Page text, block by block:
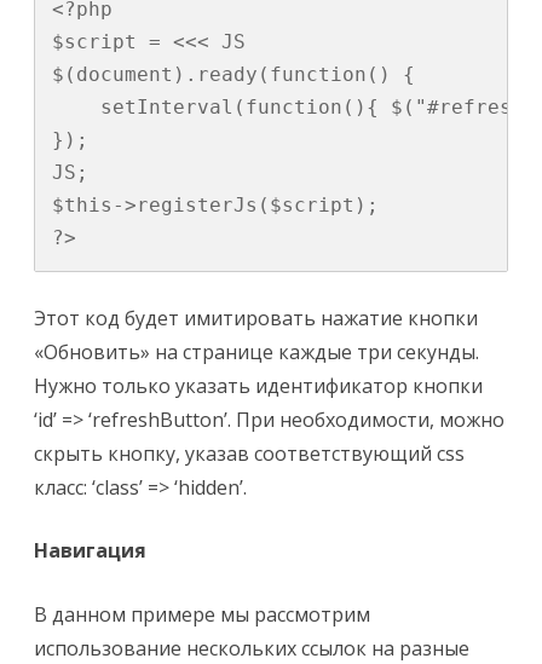
<?php
$script = <<< JS
$(document).ready(function() {
setInterval(function(){
});
JS;
$this->registerJs($script);
?>
Этот код будет имитировать нажатие кнопки
«Обновить» на странице каждые три секунды.
Нужно только указать идентификатор кнопки
‘id’ => ‘refreshButton’. При необходимости, можно
скрыть кнопку, указав соответствующий css
класс: ‘class’ => ‘hidden’.
Навигация
В данном примере мы рассмотрим
использование нескольких ссылок на разные